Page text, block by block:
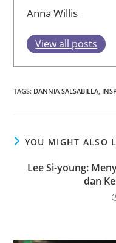
Anna Willis
View all posts
TAGS: DANNIA SALSABILLA,
YOU MIGHT ALSO
Lee Si-young:
dan